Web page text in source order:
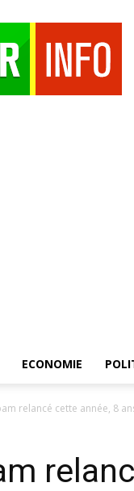
ECONOMIE
relancé cette année, 8